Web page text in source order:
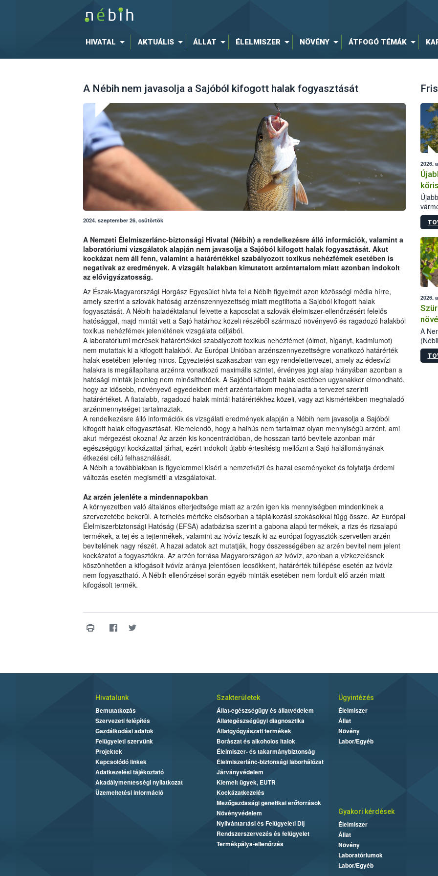
HIVATAL AKTUÁLIS ÁLLAT ÉLELMISZER NÖVÉNY ÁTFOGÓ TÉMÁK
A Nébih nem javasolja a Sajóból kifogott halak fogyasztását
2024. szeptember 26, csütörtök
A Nemzeti Élelmiszerlánc-biztonsági Hivatal (Nébih) a rendelkezésre álló információk, valamint a
laboratóriumi vizsgálatok alapján nem javasolja a Sajóból kifogott halak fogyasztását. Akut
kockázat nem áll fenn, valamint a határértékkel szabályozott toxikus nehézfémek esetében is
negatívak az eredmények. A vizsgált halakban kimutatott arzéntartalom miatt azonban indokolt
az elővigyázatosság.
Az Észak-Magyarországi Horgász Egyesület hívta fel a Nébih figyelmét azon közösségi média hírre,
amely szerint a szlovák hatóság arzénszennyezettség miatt megtiltotta a Sajóból kifogott halak
fogyasztását. A Nébih haladéktalanul felvette a kapcsolat a szlovák élelmiszer-ellenőrzésért felelős
hatósággal, majd mintát vett a Sajó határhoz közeli részéből származó növényevő és ragadozó halakból
toxikus nehézfémek jelenlétének vizsgálata céljából.
A laboratóriumi mérések határértékkel szabályozott toxikus nehézfémet (ólmot, higanyt, kadmiumot)
nem mutattak ki a kifogott halakból. Az Európai Unióban arzénszennyezettségre vonatkozó határérték
halak esetében jelenleg nincs. Egyeztetési szakaszban van egy rendelettervezet, amely az édesvízi
halakra is megállapítana arzénra vonatkozó maximális szintet, érvényes jogi alap hiányában azonban a
hatósági minták jelenleg nem minősíthetőek. A Sajóból kifogott halak esetében ugyanakkor elmondható,
hogy az idősebb, növényevő egyedekben mért arzéntartalom meghaladta a tervezet szerinti
határértéket. A fiatalabb, ragadozó halak mintái határértékhez közeli, vagy azt kismértékben meghaladó
arzénmennyiséget tartalmaztak.
A rendelkezésre álló információk és vizsgálati eredmények alapján a Nébih nem javasolja a Sajóból
kifogott halak elfogyasztását. Kiemelendő, hogy a halhús nem tartalmaz olyan mennyiségű arzént, ami
akut mérgezést okozna! Az arzén kis koncentrációban, de hosszan tartó bevitele azonban már
egészségügyi kockázattal járhat, ezért indokolt újabb értesítésig mellőzni a Sajó halállományának
étkezési célú felhasználását.
A Nébih a továbbiakban is figyelemmel kíséri a nemzetközi és hazai eseményeket és folytatja érdemi
változás esetén megismétli a vizsgálatokat.
Az arzén jelenléte a mindennapokban
A környezetben való általános elterjedtsége miatt az arzén igen kis mennyiségben mindenkinek a
szervezetébe bekerül. A terhelés mértéke elsősorban a táplálkozási szokásokkal függ össze. Az Európai
Élelmiszerbiztonsági Hatóság (EFSA) adatbázisa szerint a gabona alapú termékek, a rizs és rizsalapú
termékek, a tej és a tejtermékek, valamint az ivóvíz teszik ki az európai fogyasztók szervetlen arzén
bevitelének nagy részét. A hazai adatok azt mutatják, hogy összességében az arzén bevitel nem jelent
kockázatot a fogyasztókra. Az arzén forrása Magyarországon az ivóvíz, azonban a vízkezelésnek
köszönhetően a kifogásolt ivóvíz aránya jelentősen lecsökkent, határérték túllépése esetén az ivóvíz
nem fogyasztható. A Nébih ellenőrzései során egyéb minták esetében nem fordult elő arzén miatt
kifogásolt termék.
2026.
2026.
A
Hivatalunk
Bemutatkozás
Szervezeti felépítés
Gazdálkodási adatok
Felügyeleti szervünk
Projektek
Kapcsolódó linkek
Adatkezelési tájékoztató
Akadálymentességi nyilatkozat
Üzemeltetési információ
Szakterületek
Állat-egészségügy és állatvédelem
Állategészségügyi diagnosztika
Állatgyógyászati termékek
Borászat és alkoholos italok
Élelmiszer- és takarmánybiztonság
Élelmiszerlánc-biztonsági laborhálózat
Járványvédelem
Kiemelt ügyek, EUTR
Kockázatkezelés
Mezőgazdasági genetikai erőforrások
Növényvédelem
Nyilvántartási és Felügyeleti Díj
Rendszerszervezés és felügyelet
Termékpálya-ellenőrzés
Ügyintézés
Élelmiszer
Állat
Növény
Labor/Egyéb
Gyakori kérdések
Élelmiszer
Állat
Növény
Laboratóriumok
Labor/Egyéb